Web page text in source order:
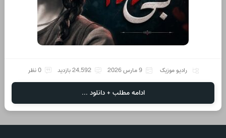
رادیو موزیک 9 مارس 2026 24,592 بازدید 0 نظر
ادامه مطلب + دانلود ...